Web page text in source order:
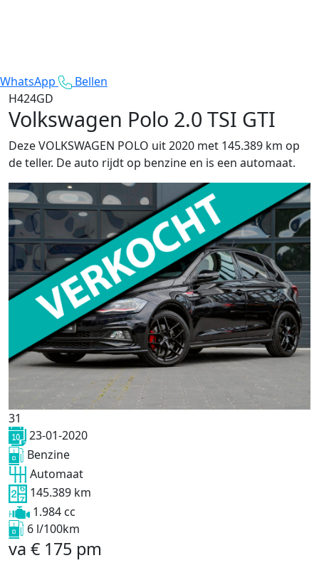
WhatsApp
Bellen
H424GD
Volkswagen Polo 2.0 TSI GTI
Deze VOLKSWAGEN POLO uit 2020 met 145.389 km op
de teller. De auto rijdt op benzine en is een automaat.
31
23-01-2020
Benzine
Automaat
145.389 km
1.984 cc
6 l/100km
va € 175 pm